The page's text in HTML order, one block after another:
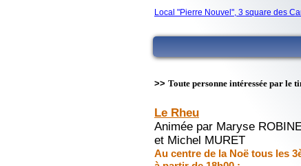
Local "Pierre Nouvel", 3 square des
>> Toute personne intéressée par le
Le Rheu
Animée par Maryse
et Michel MURET
Au centre de la Noë tous les